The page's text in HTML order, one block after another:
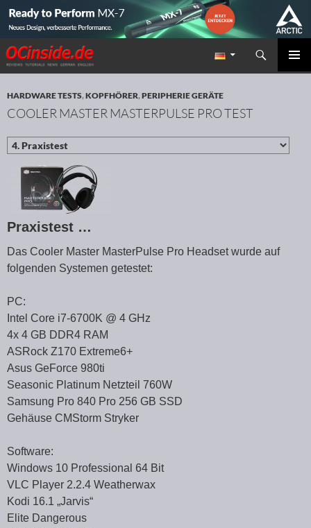
Redaktion ocinside.de PC Hardware Portal
Suchen
ZUM INHALT SPRINGEN
HARDWARE TESTS,KOPFHÖRER,PERIPHERIE GERÄTE
COOLER MASTER MASTERPULSE PRO TEST
Praxistest …
Das Cooler Master MasterPulse Pro Headset wurde auf
folgenden Systemen getestet:
PC:
Intel Core i7-6700K @ 4 GHz
4x 4 GB DDR4 RAM
ASRock Z170 Extreme6+
Asus GeForce 980ti
Seasonic Platinum Netzteil 760W
Samsung Pro 840 Pro 256 GB SSD
Gehäuse CMStorm Stryker
Software:
Windows 10 Professional 64 Bit
VLC Player 2.2.4 Weatherwax
Kodi 16.1 „Jarvis“
Elite Dangerous